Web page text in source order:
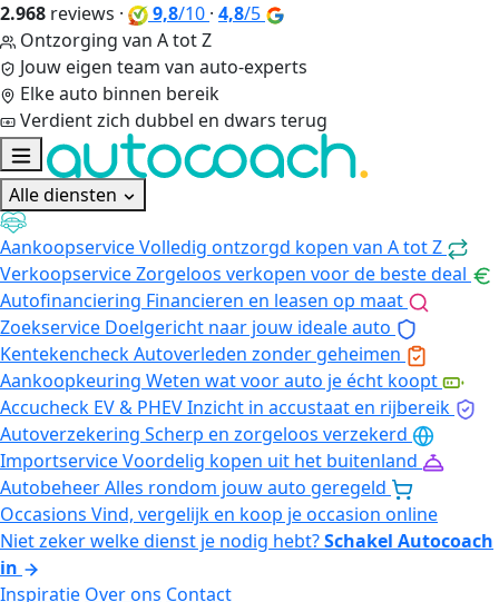
2.968 reviews · 9,8/10 · 4,8/5
Ontzorging van A tot Z
Jouw eigen team van auto-experts
Elke auto binnen bereik
Verdient zich dubbel en dwars terug
Alle diensten
AankoopserviceVolledig ontzorgd kopen van A tot Z
VerkoopserviceZorgeloos verkopen voor de beste deal
Autofinanciering Financieren en leasen op maat
Zoekservice Doelgericht naar jouw ideale auto
KentekencheckAutoverleden zonder geheimen
Aankoopkeuring Weten wat voor auto je écht koopt
Accucheck EV & PHEVInzicht in accustaat en rijbereik
Autoverzekering Scherp en zorgeloos verzekerd
ImportserviceVoordelig kopen uit het buitenland
AutobeheerAlles rondom jouw auto geregeld
Occasions Vind, vergelijk en koop je occasion online
Niet zeker welke dienst je nodig hebt?Schakel Autocoach
in
Inspiratie Over ons Contact